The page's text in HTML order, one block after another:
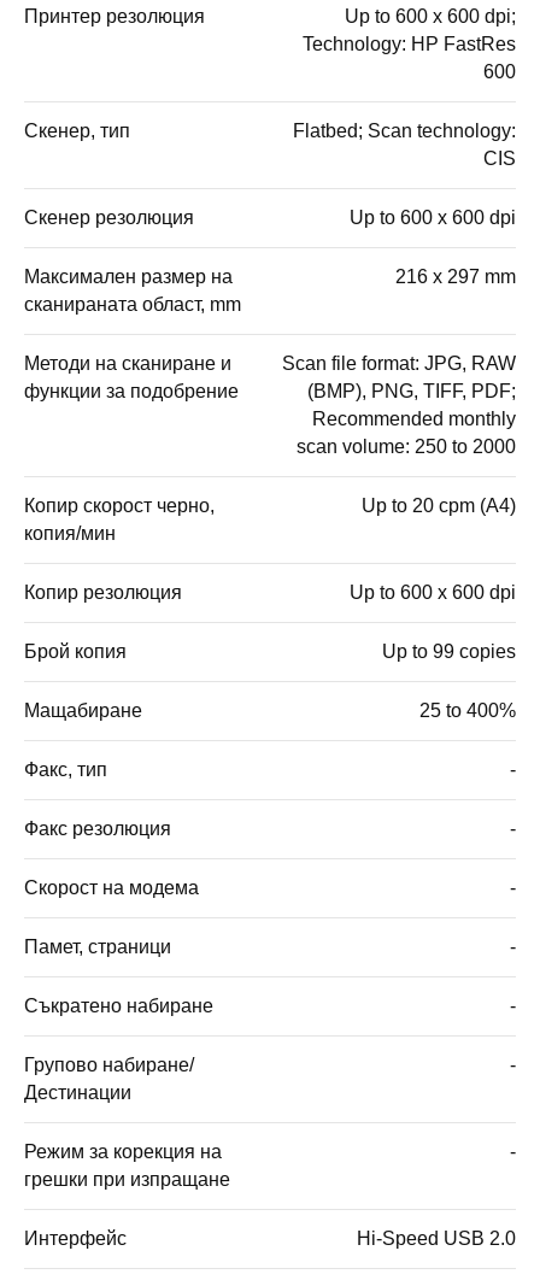
Принтер резолюция
Up to 600 x 600 dpi;
Technology: HP FastRes
600
Скенер, тип
Flatbed; Scan technology:
CIS
Скенер резолюция Up to 600 x 600 dpi
Максимален размер на
сканираната област, mm
216 x 297 mm
Методи на сканиране и
функции за подобрение
Scan file format: JPG, RAW
(BMP), PNG, TIFF, PDF;
Recommended monthly
scan volume: 250 to 2000
Копир скорост черно,
копия/мин
Up to 20 cpm (A4)
Копир резолюция Up to 600 x 600 dpi
Брой копия Up to 99 copies
Мащабиране 25 to 400%
Факс, тип -
Факс резолюция -
Скорост на модема -
Памет, страници -
Съкратено набиране -
Групово набиране/
Дестинации
-
Режим за корекция на
грешки при изпращане
-
Интерфейс Hi-Speed USB 2.0